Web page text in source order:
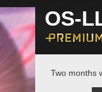
OS-
Two months